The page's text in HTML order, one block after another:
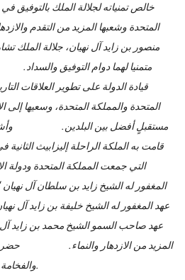
خالص تمنياته لجلالة الملك بالتوفيق في
المتحدة وشعبها المزيد من
منصور بن زايد آل نهيان، جلالة الملك
متمنيا لهما دوام التوفيق
قيادة الدولة على تطوير العلاقات
المتحدة والمملكة المتحدة، وسعيها إلى
مستقبلٍ أفضل بين البلدين. وأشار
قامت به الملكة الراحلة إليزابيث الثانية
التي جمعت المملكة المتحدة ودولة
المغفور له الشيخ زايد بن سلطان آل
عهد المغفور له الشيخ خليفة بن زايد آل
عهد صاحب السمو الشيخ محمد بن زايد آل
المزيد من الازدهار والنماء. حضر
والفخامة والسمو قادة الدول والحكومات.